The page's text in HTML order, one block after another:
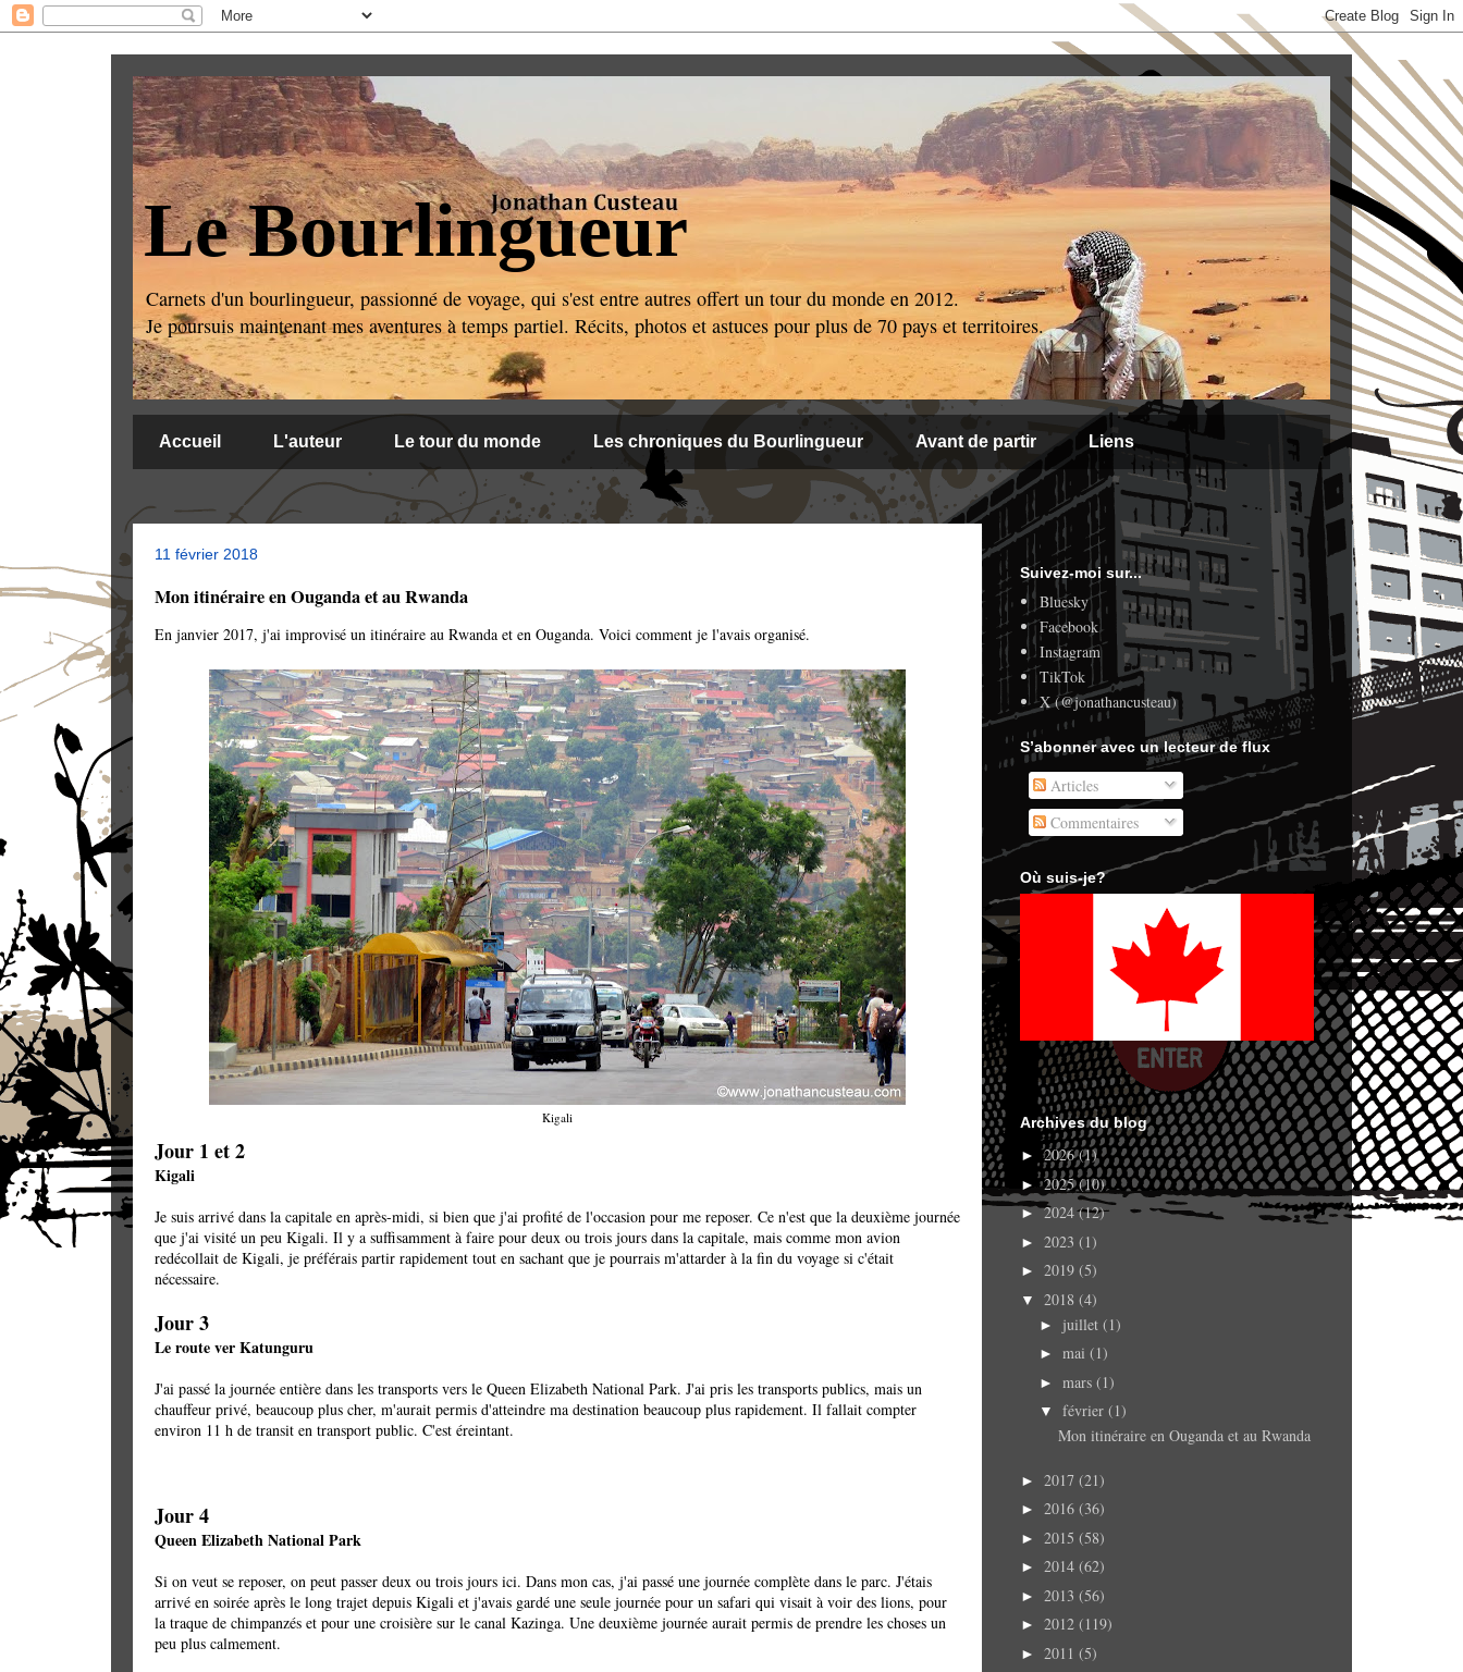
Le Bourlingueur
Carnets d'un bourlingueur, passionné de voyage, qui s'est entre autres offert un tour du monde en 2012.
Je poursuis maintenant mes aventures à temps partiel. Récits, photos et astuces pour plus de 70 pays et territoires.
Accueil L'auteur Le tour du monde Les chroniques du Bourlingueur Avant de partir Liens
11 février 2018
Mon itinéraire en Ouganda et au Rwanda
En janvier 2017, j'ai improvisé un itinéraire au Rwanda et en Ouganda. Voici comment je l'avais organisé.
Kigali
Jour 1 et 2
Kigali
Je suis arrivé dans la capitale en après-midi, si bien que j'ai profité de l'occasion pour me reposer. Ce n'est que la deuxième journée
que j'ai visité un peu Kigali. Il y a suffisamment à faire pour deux ou trois jours dans la capitale, mais comme mon avion
redécollait de Kigali, je préférais partir rapidement tout en sachant que je pourrais m'attarder à la fin du voyage si c'était
nécessaire.
Jour 3
Le route ver Katunguru
J'ai passé la journée entière dans les transports vers le Queen Elizabeth National Park. J'ai pris les transports publics, mais un
chauffeur privé, beaucoup plus cher, m'aurait permis d'atteindre ma destination beaucoup plus rapidement. Il fallait compter
environ 11 h de transit en transport public. C'est éreintant.
Jour 4
Queen Elizabeth National Park
Si on veut se reposer, on peut passer deux ou trois jours ici. Dans mon cas, j'ai passé une journée complète dans le parc. J'étais
arrivé en soirée après le long trajet depuis Kigali et j'avais gardé une seule journée pour un safari qui visait à voir des lions, pour
la traque de chimpanzés et pour une croisière sur le canal Kazinga. Une deuxième journée aurait permis de prendre les choses un
peu plus calmement.
Suivez-moi sur...
Bluesky
Facebook
Instagram
TikTok
X (@jonathancusteau)
S’abonner avec un lecteur de flux
Articles
Commentaires
Où suis-je?
Archives du blog
►2026(1)
►2025(10)
►2024(12)
► 2023 (1)
► 2019 (5)
▼ 2018 (4)
► juillet (1)
► mai (1)
► mars (1)
▼ février (1)
Mon itinéraire en Ouganda et au Rwanda
► 2017 (21)
► 2016 (36)
► 2015 (58)
► 2014 (62)
► 2013 (56)
► 2012 (119)
► 2011 (5)